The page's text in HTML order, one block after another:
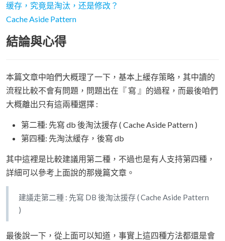
缓存，究竟是淘汰，还是修改？
Cache Aside Pattern
結論與心得
本篇文章中咱們大概理了一下，基本上緩存策略，其中讀的
流程比較不會有問題，問題出在『 寫 』的過程，而最後咱們
大概離出只有這兩種選擇 :
第二種: 先寫 db 後淘汰援存 ( Cache Aside Pattern )
第四種: 先淘汰緩存，後寫 db
其中這裡是比較建議用第二種，不過也是有人支持第四種，
詳細可以參考上面說的那幾篇文章。
建議走第二種 : 先寫 DB 後淘汰援存 ( Cache Aside Pattern
)
最後說一下，從上面可以知道，事實上這四種方法都還是會